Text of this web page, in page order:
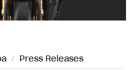
/ Press Releases